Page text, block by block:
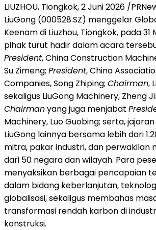
LIUZHOU, Tiongkok, 2 Juni 2026 /
LiuGong (000528.SZ) menggelar
Keenam di Liuzhou, Tiongkok, pada 31
pihak turut hadir dalam acara
President, China Construction
Su Zimeng; President, China
Companies, Song Zhiping; Chairman,
sekaligus LiuGong Machinery, Zheng
Chairmanyang juga menjabat
Machinery, Luo Guobing; serta,
LiuGong lainnya bersama lebih dari
mitra, pakar industri, dan perwakilan
dari 50 negara dan wilayah. Para
menyaksikan berbagai pencapaian
dalam bidang keberlanjutan,
globalisasi, sekaligus membahas
transformasi rendah karbon di
konstruksi.